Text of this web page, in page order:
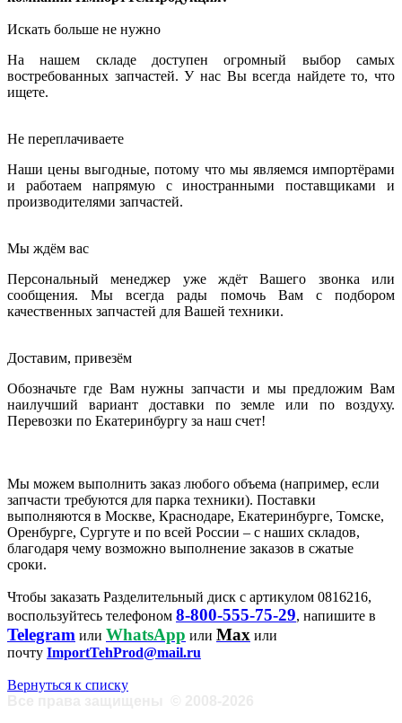
Искать больше не нужно
На нашем складе доступен огромный выбор самых
востребованных запчастей. У нас Вы всегда найдете то, что
ищете.
Не переплачиваете
Наши цены выгодные, потому что мы являемся импортёрами
и работаем напрямую с иностранными поставщиками и
производителями запчастей.
Мы ждём вас
Персональный менеджер уже ждёт Вашего звонка или
сообщения. Мы всегда рады помочь Вам с подбором
качественных запчастей для Вашей техники.
Доставим, привезём
Обозначьте где Вам нужны запчасти и мы предложим Вам
наилучший вариант доставки по земле или по воздуху.
Перевозки по Екатеринбургу за наш счет!
Мы можем выполнить заказ любого объема (например, если
запчасти требуются для парка техники). Поставки
выполняются в Москве, Краснодаре, Екатеринбурге, Томске,
Оренбурге, Сургуте и по всей России – с наших складов,
благодаря чему возможно выполнение заказов в сжатые
сроки.
Чтобы заказать Разделительный диск с артикулом 0816216,
воспользуйтесь телефоном 8-800-555-75-29, напишите в
Telegram или WhatsApp или Max или
почту ImportTehProd@mail.ru
Вернуться к списку